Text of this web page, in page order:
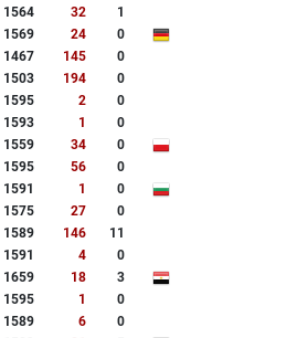
1564 32
1
1569 24
0
1467 145
0
1503 194
0
1595 2
0
1593 1
0
1559 34
0
1595 56
0
1591 1
0
1575 27
0
1589 146
11
1591 4
0
1659 18
3
1595 1
0
1589 6
0